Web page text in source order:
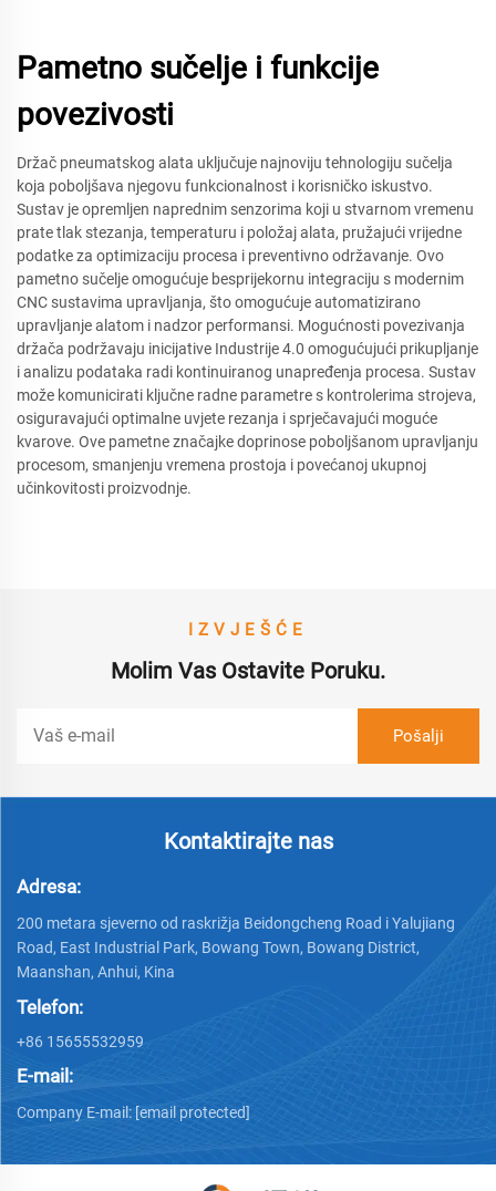
Pametno sučelje i funkcije
povezivosti
Držač pneumatskog alata uključuje najnoviju tehnologiju sučelja
koja poboljšava njegovu funkcionalnost i korisničko iskustvo.
Sustav je opremljen naprednim senzorima koji u stvarnom vremenu
prate tlak stezanja, temperaturu i položaj alata, pružajući vrijedne
podatke za optimizaciju procesa i preventivno održavanje. Ovo
pametno sučelje omogućuje besprijekornu integraciju s modernim
CNC sustavima upravljanja, što omogućuje automatizirano
upravljanje alatom i nadzor performansi. Mogućnosti povezivanja
držača podržavaju inicijative Industrije 4.0 omogućujući prikupljanje
i analizu podataka radi kontinuiranog unapređenja procesa. Sustav
može komunicirati ključne radne parametre s kontrolerima strojeva,
osiguravajući optimalne uvjete rezanja i sprječavajući moguće
kvarove. Ove pametne značajke doprinose poboljšanom upravljanju
procesom, smanjenju vremena prostoja i povećanoj ukupnoj
učinkovitosti proizvodnje.
IZVJEŠĆE
Molim Vas Ostavite Poruku.
Kontaktirajte nas
Adresa:
200 metara sjeverno od raskrižja Beidongcheng Road i Yalujiang
Road, East Industrial Park, Bowang Town, Bowang District,
Maanshan, Anhui, Kina
Telefon:
+86 15655532959
E-mail:
Company E-mail: [email protected]